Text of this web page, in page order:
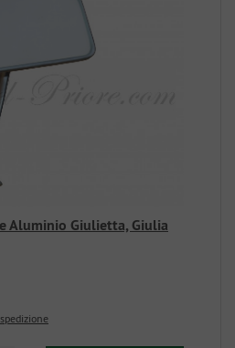
Aluminio Giulietta, Giulia